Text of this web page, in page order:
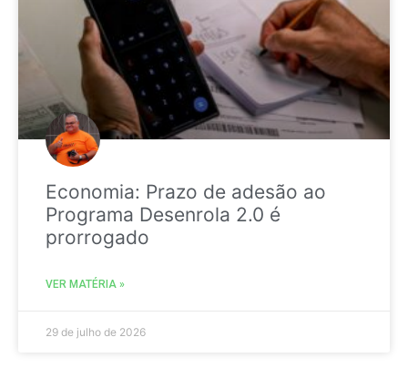
Economia: Prazo de adesão ao
Programa Desenrola 2.0 é
prorrogado
VER MATÉRIA »
29 de julho de 2026